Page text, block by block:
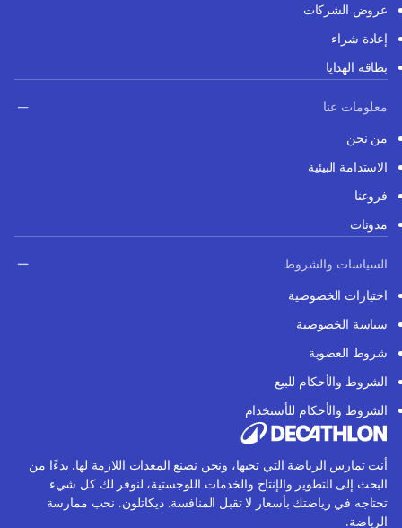
عروض الشركات
إعادة شراء
بطاقة الهدايا
معلومات عنا
من نحن
الاستدامة البيئية
فروعنا
مدونات
السياسات والشروط
اختيارات الخصوصية
سياسة الخصوصية
شروط العضوية
الشروط والأحكام للبيع
الشروط والأحكام للأستخدام
أنت تمارس الرياضة التي تحبها، ونحن نصنع المعدات اللازمة لها. بدءًا من
البحث إلى التطوير والإنتاج والخدمات اللوجستية، لنوفر لك كل شيء
تحتاجه في رياضتك بأسعار لا تقبل المنافسة. ديكاتلون. نحب ممارسة
الرياضة.